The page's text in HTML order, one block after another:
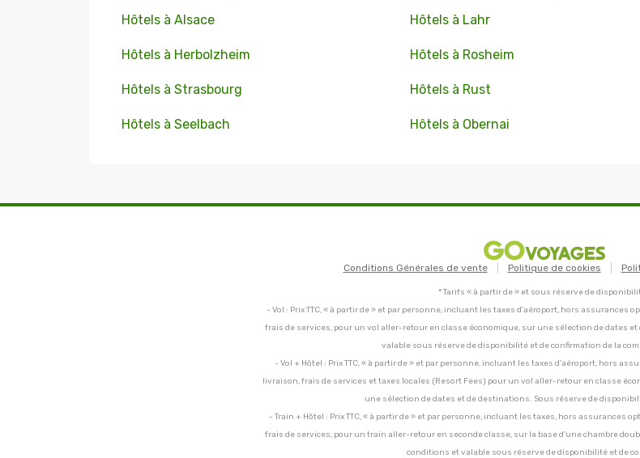
Hôtels à Alsace Hôtels à Lahr
Hôtels à Herbolzheim Hôtels à Rosheim
Hôtels à Strasbourg Hôtels à Rust
Hôtels à Seelbach Hôtels à Obernai
Conditions Générales de vente Politique de cookies
* Tarifs « à partir de » et sous réserve de
- Vol : Prix TTC, « à partir de » et par personne, incluant les taxes d'aéroport, hors
frais de services, pour un vol aller-retour en classe économique, sur une sélection de dates
valable sous réserve de disponibilité et de confirmation de la
- Vol + Hôtel : Prix TTC, « à partir de » et par personne, incluant les taxes d'aéroport, hors
livraison, frais de services et taxes locales (Resort Fees) pour un vol aller-retour en classe
une sélection de dates et de destinations. Sous réserve de
- Train + Hôtel : Prix TTC, « à partir de » et par personne, incluant les taxes, hors assurances
frais de services, pour un train aller-retour en seconde classe, sur la base d'une chambre
conditions et valable sous réserve de disponibilité et de